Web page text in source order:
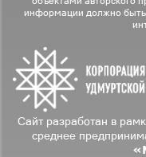
информации должно быть
Сайт разработан в
среднее